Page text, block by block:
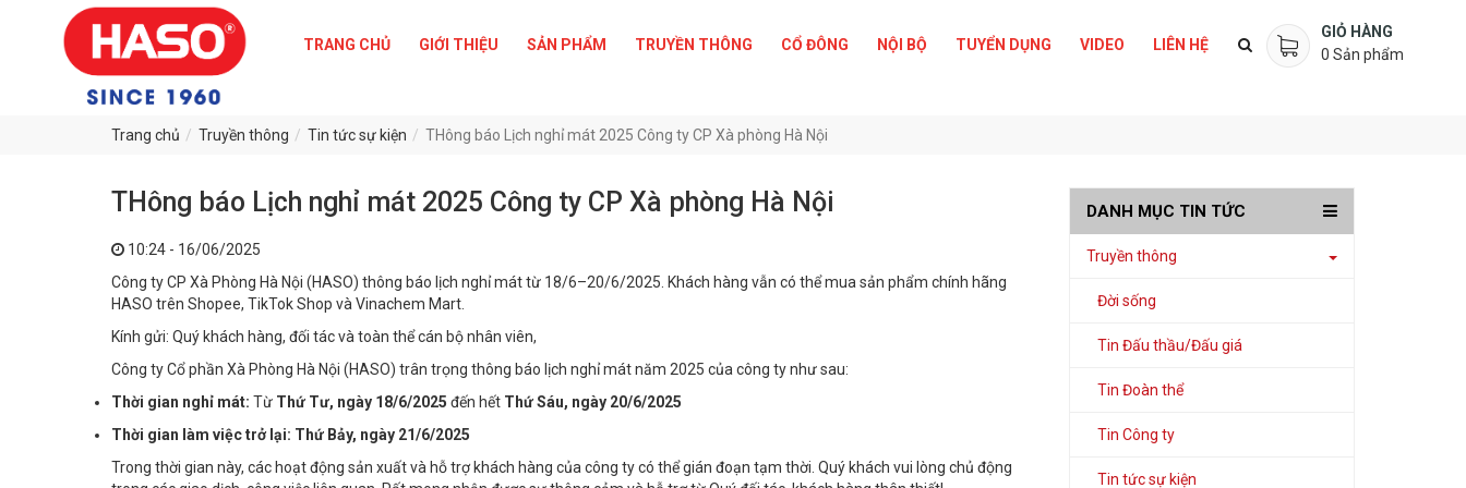
GIỎ HÀNG
0 Sản phẩm
TRANG CHỦ GIỚI THIỆU SẢN PHẨM TRUYỀN THÔNG CỔ ĐÔNG NỘI BỘ TUYỂN DỤNG VIDEO LIÊN HỆ
Trang chủ Truyền thông Tin tức sự kiện THông báo Lịch nghỉ mát 2025 Công ty CP Xà phòng Hà Nội
THông báo Lịch nghỉ mát 2025 Công ty CP Xà phòng Hà Nội
10:24 - 16/06/2025
Công ty CP Xà Phòng Hà Nội (HASO) thông báo lịch nghỉ mát từ 18/6–20/6/2025. Khách hàng vẫn có thể mua sản phẩm chính hãng
HASO trên Shopee, TikTok Shop và Vinachem Mart.
Kính gửi: Quý khách hàng, đối tác và toàn thể cán bộ nhân viên,
Công ty Cổ phần Xà Phòng Hà Nội (HASO) trân trọng thông báo lịch nghỉ mát năm 2025 của công ty như sau:
Thời gian nghỉ mát: Từ Thứ Tư, ngày 18/6/2025 đến hết Thứ Sáu, ngày 20/6/2025
Thời gian làm việc trở lại: Thứ Bảy, ngày 21/6/2025
Trong thời gian này, các hoạt động sản xuất và hỗ trợ khách hàng của công ty có thể gián đoạn tạm thời. Quý khách vui lòng chủ động
DANH MỤC TIN TỨC
Truyền thông
Đời sống
Tin Đấu thầu/Đấu giá
Tin Đoàn thể
Tin Công ty
Tin tức sự kiện